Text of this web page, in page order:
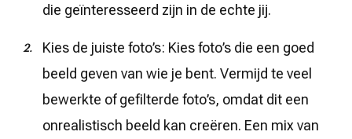
die geïnteresseerd zijn in de echte jij.
Kies de juiste foto’s: Kies foto’s die een goed
beeld geven van wie je bent. Vermijd te veel
bewerkte of gefilterde foto’s, omdat dit een
onrealistisch beeld kan creëren. Een mix van